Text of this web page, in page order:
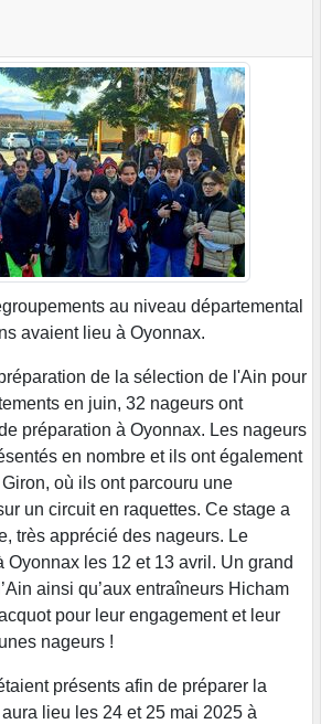
au niveau départemental
avaient lieu à Oyonnax.
de la sélection de l'Ain pour
en juin, 32 nageurs ont
préparation à Oyonnax. Les nageurs
en nombre et ils ont également
où ils ont parcouru une
un circuit en raquettes. Ce stage a
très apprécié des nageurs. Le
Oyonnax les 12 et 13 avril. Un grand
ainsi qu’aux entraîneurs Hicham
pour leur engagement et leur
nageurs !
présents afin de préparer la
lieu les 24 et 25 mai 2025 à